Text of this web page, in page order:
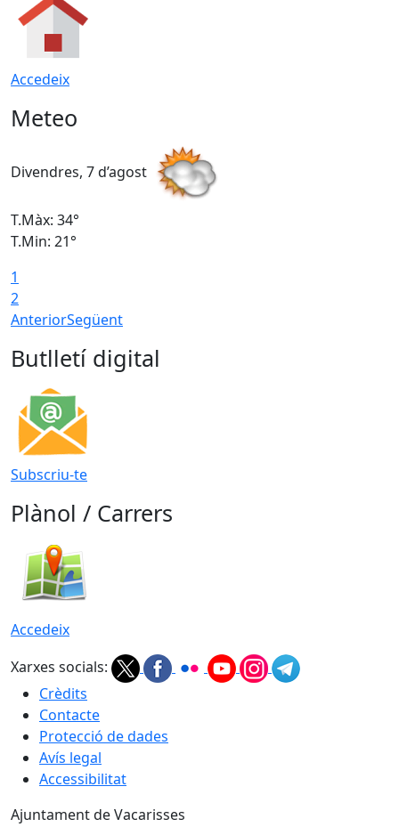
Accedeix
Meteo
Divendres, 7 d’agost
T.Màx: 34°
T.Min: 21°
1
2
AnteriorSegüent
Butlletí digital
Subscriu-te
Plànol / Carrers
Accedeix
Xarxes socials:
Crèdits
Contacte
Protecció de dades
Avís legal
Accessibilitat
Ajuntament de Vacarisses